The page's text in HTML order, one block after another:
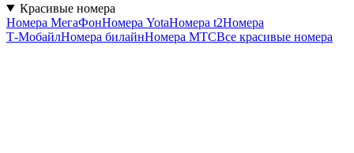
Красивые номера
Номера МегаФонНомера YotaНомера t2Номера
Т‑МобайлНомера билайнНомера МТСВсе красивые номера